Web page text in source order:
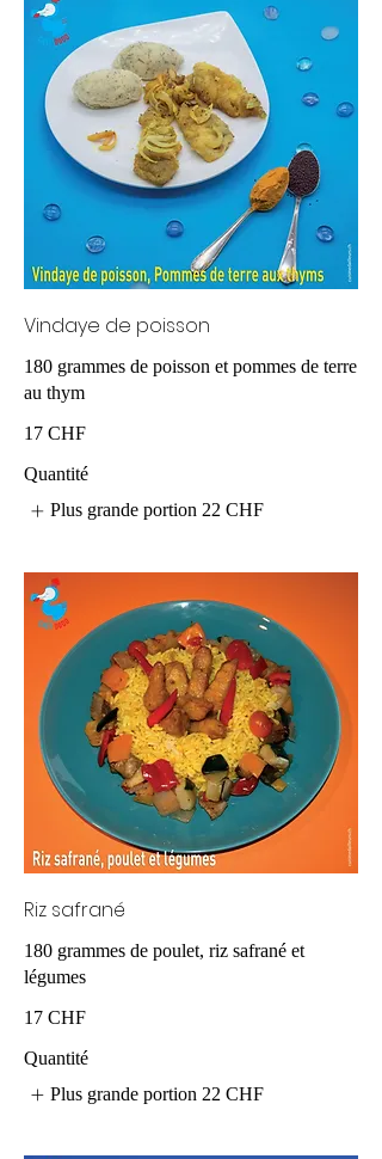
Vindaye de poisson
180 grammes de poisson et pommes de terre
au thym
17 CHF
Quantité
Plus grande portion 22 CHF
Riz safrané
180 grammes de poulet, riz safrané et
légumes
17 CHF
Quantité
Plus grande portion 22 CHF